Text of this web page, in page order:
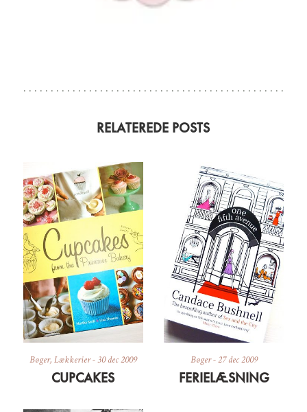
RELATEREDE POSTS
Bøger, Lækkerier-30 dec 2009
CUPCAKES
Bøger-27 dec 2009
FERIELÆSNING